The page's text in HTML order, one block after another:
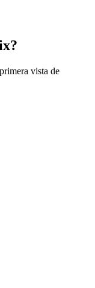
vista de